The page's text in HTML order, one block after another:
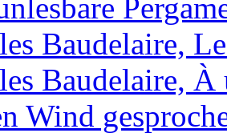
Baudelaire,
Baudelaire,
Wind